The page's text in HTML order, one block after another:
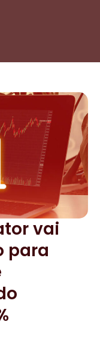
vai
para